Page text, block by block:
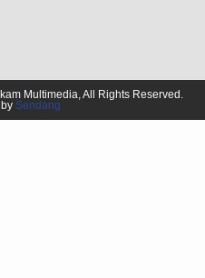
Multimedia, All Rights Reserved.
Sendang